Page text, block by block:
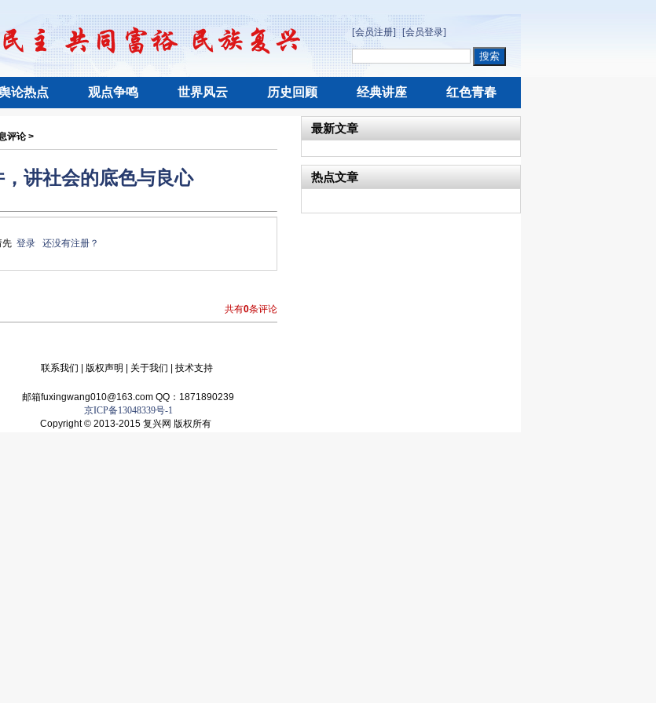
[会员注册] [会员登录]
论热点 观点争鸣 世界风云 历史回顾 经典讲座 红色青春
评论 >
讲社会的底色与良心
先 登录 还没有注册？
共有0条评论
最新文章
热点文章
联系我们 版权声明 关于我们 技术支持
邮箱fuxingwang010@163.com QQ：1871890239
京ICP备13048339号-1
Copyright © 2013-2015 复兴网 版权所有